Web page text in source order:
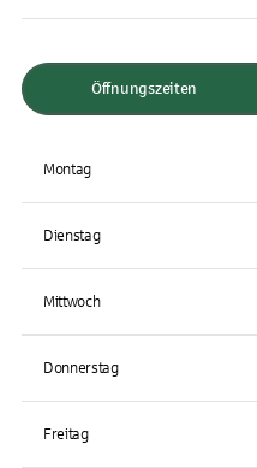
Öffnungszeiten
Montag
Dienstag
Mittwoch
Donnerstag
Freitag